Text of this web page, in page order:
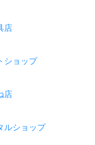
店
ショップ
店
ルショップ